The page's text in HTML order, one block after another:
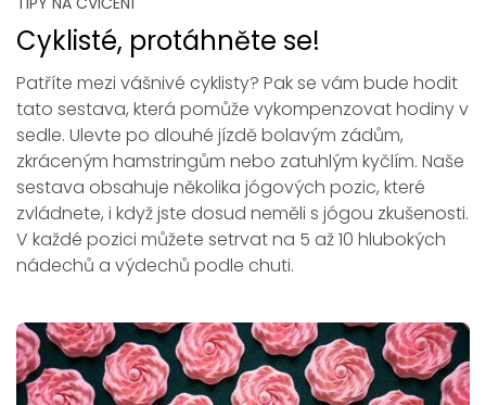
Cyklisté, protáhněte se!
Patříte mezi vášnivé cyklisty? Pak se vám bude hodit
tato sestava, která pomůže vykompenzovat hodiny v
sedle. Ulevte po dlouhé jízdě bolavým zádům,
zkráceným hamstringům nebo zatuhlým kyčlím. Naše
sestava obsahuje několika jógových pozic, které
zvládnete, i když jste dosud neměli s jógou zkušenosti.
V každé pozici můžete setrvat na 5 až 10 hlubokých
nádechů a výdechů podle chuti.